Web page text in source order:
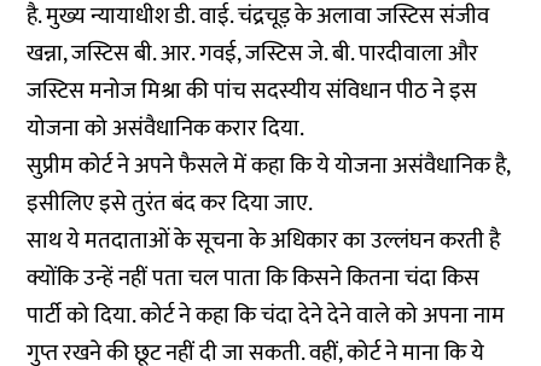
है. मुख्य न्यायाधीश डी. वाई. चंद्रचूड़ के अलावा जस्टिस संजीव
खन्ना, जस्टिस बी. आर. गवई, जस्टिस जे. बी. पारदीवाला और
जस्टिस मनोज मिश्रा की पांच सदस्यीय संविधान पीठ ने इस
योजना को असंवैधानिक करार दिया.
सुप्रीम कोर्ट ने अपने फैसले में कहा कि ये योजना असंवैधानिक है,
इसीलिए इसे तुरंत बंद कर दिया जाए.
साथ ये मतदाताओं के सूचना के अधिकार का उल्लंघन करती है
क्योंकि उन्हें नहीं पता चल पाता कि किसने कितना चंदा किस
पार्टी को दिया. कोर्ट ने कहा कि चंदा देने देने वाले को अपना नाम
गुप्त रखने की छूट नहीं दी जा सकती. वहीं, कोर्ट ने माना कि ये